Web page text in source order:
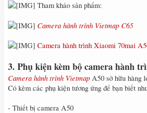
Tham khảo sản phẩm:
Camera hành trình Vietmap C65
Camera hành trình Xiaomi 70mai
3. Phụ kiện kèm bộ camera hành
Camera hành trình Vietmap A50 sở hữu hàng
Có kèm các phụ kiện tương ứng để bạn biết
- Thiết bị camera A50